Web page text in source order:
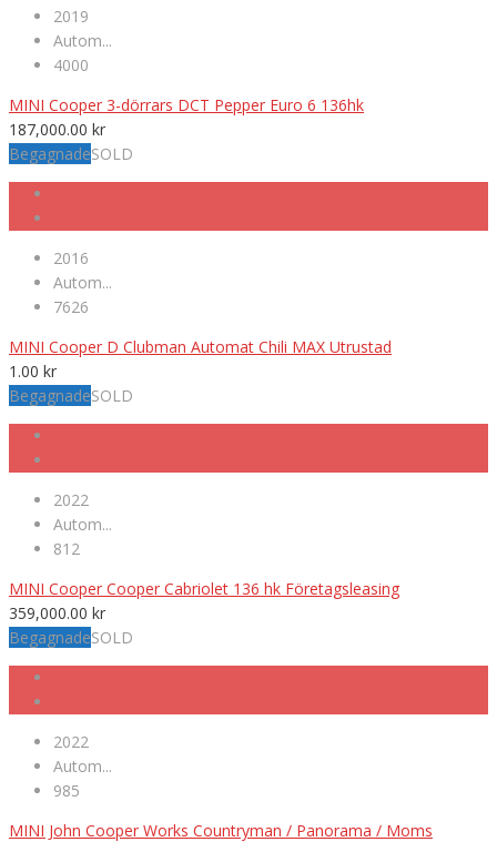
2019
Autom...
4000
MINI Cooper 3-dörrars DCT Pepper Euro 6 136hk
187,000.00 kr
BegagnadeSOLD
2016
Autom...
7626
MINI Cooper D Clubman Automat Chili MAX Utrustad
1.00 kr
BegagnadeSOLD
2022
Autom...
812
MINI Cooper Cooper Cabriolet 136 hk Företagsleasing
359,000.00 kr
BegagnadeSOLD
2022
Autom...
985
MINI John Cooper Works Countryman / Panorama / Moms